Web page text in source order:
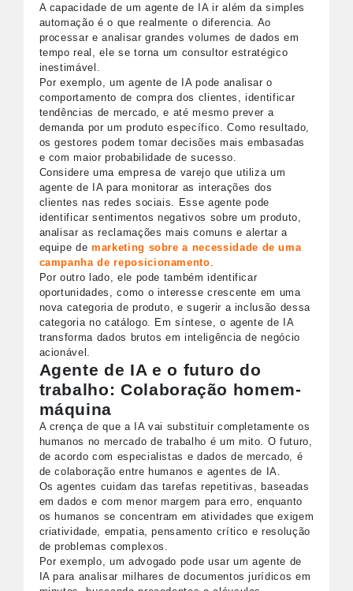
A capacidade de um agente de IA ir além da simples
automação é o que realmente o diferencia. Ao
processar e analisar grandes volumes de dados em
tempo real, ele se torna um consultor estratégico
inestimável.
Por exemplo, um agente de IA pode analisar o
comportamento de compra dos clientes, identificar
tendências de mercado, e até mesmo prever a
demanda por um produto específico. Como resultado,
os gestores podem tomar decisões mais embasadas
e com maior probabilidade de sucesso.
Considere uma empresa de varejo que utiliza um
agente de IA para monitorar as interações dos
clientes nas redes sociais. Esse agente pode
identificar sentimentos negativos sobre um produto,
analisar as reclamações mais comuns e alertar a
equipe demarketing sobre a necessidade de uma
campanha de reposicionamento
Por outro lado, ele pode também identificar
oportunidades, como o interesse crescente em uma
nova categoria de produto, e sugerir a inclusão dessa
categoria no catálogo. Em síntese, o agente de IA
transforma dados brutos em inteligência de negócio
acionável.
Agente de IA e o futuro do
trabalho: Colaboração homem-
máquina
A crença de que a IA vai substituir completamente os
humanos no mercado de trabalho é um mito. O futuro,
de acordo com especialistas e dados de mercado, é
de colaboração entre humanos e agentes de IA.
Os agentes cuidam das tarefas repetitivas, baseadas
em dados e com menor margem para erro, enquanto
os humanos se concentram em atividades que exigem
criatividade, empatia, pensamento crítico e resolução
de problemas complexos.
Por exemplo, um advogado pode usar um agente de
IA para analisar milhares de documentos jurídicos em